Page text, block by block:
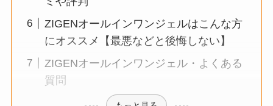
ZIGENオールインワンジェルはこんな方
にオススメ【最悪などと後悔しない】
ZIGENオールインワンジェル・よくある
質問